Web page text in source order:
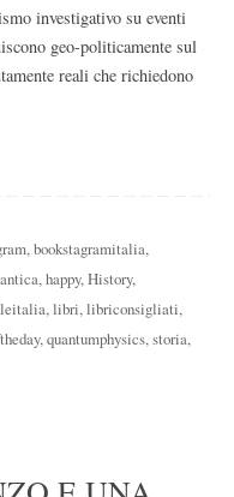
investigativo su eventi
geo-politicamente sul
reali che richiedono
,bookstagramitalia,
,happy,History,
,libri,libriconsigliati,
,quantumphysics,storia,